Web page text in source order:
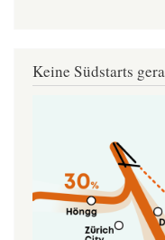
Keine Südstarts